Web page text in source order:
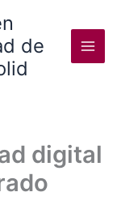
de
digital